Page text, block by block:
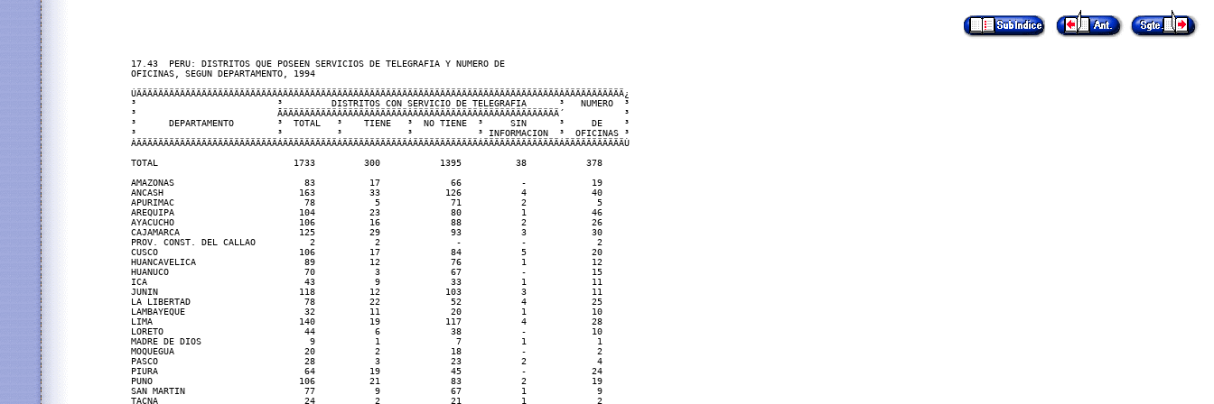
17.43  PERU: DISTRITOS QUE POSEEN SERVICIOS DE TELEGRAFIA Y NUMERO DE
OFICINAS, SEGUN DEPARTAMENTO, 1994
ÚÄÄÄÄÄÄÄÄÄÄÄÄÄÄÄÄÄÄÄÄÄÄÄÄÄÄÂÄÄÄÄÄÄÄÄÄÄÄÄÄÄÄÄÄÄÄÄÄÄÄÄÄÄÄÄÄÄÄÄÄÄÄÄÄÄÄÄÄÄÄÄÄÄÄÄÄÄÄÂÄÄÄÄÄÄÄÄÄÄÄ¿
³                          ³         DISTRITOS CON SERVICIO DE TELEGRAFIA      ³   NUMERO  ³
³                          ÃÄÄÄÄÄÄÄÄÄÄÂÄÄÄÄÄÄÄÄÄÄÄÄÂÄÄÄÄÄÄÄÄÄÄÄÄÂÄÄÄÄÄÄÄÄÄÄÄÄÄÄ´           ³
³      DEPARTAMENTO        ³  TOTAL   ³    TIENE   ³  NO TIENE  ³     SIN      ³     DE    ³
³                          ³          ³            ³            ³ INFORMACION  ³  OFICINAS ³
ÀÄÄÄÄÄÄÄÄÄÄÄÄÄÄÄÄÄÄÄÄÄÄÄÄÄÄÁÄÄÄÄÄÄÄÄÄÄÁÄÄÄÄÄÄÄÄÄÄÄÄÁÄÄÄÄÄÄÄÄÄÄÄÄÁÄÄÄÄÄÄÄÄÄÄÄÄÄÄÁÄÄÄÄÄÄÄÄÄÄÄÙ
TOTAL                         1733         300           1395          38           378
AMAZONAS                        83          17             66           -            19
ANCASH                         163          33            126           4            40
APURIMAC                        78           5             71           2             5
AREQUIPA                       104          23             80           1            46
AYACUCHO                       106          16             88           2            26
CAJAMARCA                      125          29             93           3            30
PROV. CONST. DEL CALLAO          2           2              -           -             2
CUSCO                          106          17             84           5            20
HUANCAVELICA                    89          12             76           1            12
HUANUCO                         70           3             67           -            15
ICA                             43           9             33           1            11
JUNIN                          118          12            103           3            11
LA LIBERTAD                     78          22             52           4            25
LAMBAYEQUE                      32          11             20           1            10
LIMA                           140          19            117           4            28
LORETO                          44           6             38           -            10
MADRE DE DIOS                    9           1              7           1             1
MOQUEGUA                        20           2             18           -             2
PASCO                           28           3             23           2             4
PIURA                           64          19             45           -            24
PUNO                           106          21             83           2            19
SAN MARTIN                      77           9             67           1             9
TACNA                           24           2             21           1             2